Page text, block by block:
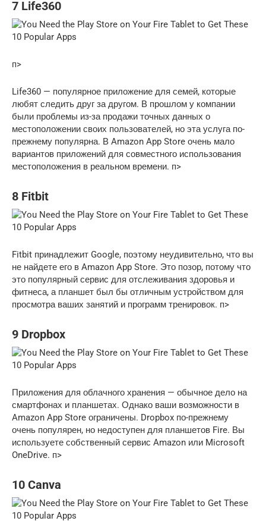
7 Life360
п>
Life360 — популярное приложение для семей, которые
любят следить друг за другом. В прошлом у компании
были проблемы из-за продажи точных данных о
местоположении своих пользователей, но эта услуга по-
прежнему популярна. В Amazon App Store очень мало
вариантов приложений для совместного использования
местоположения в реальном времени. п>
8 Fitbit
Fitbit принадлежит Google, поэтому неудивительно, что вы
не найдете его в Amazon App Store. Это позор, потому что
это популярный сервис для отслеживания здоровья и
фитнеса, а планшет был бы отличным устройством для
просмотра ваших занятий и программ тренировок. п>
9 Dropbox
Приложения для облачного хранения — обычное дело на
смартфонах и планшетах. Однако ваши возможности в
Amazon App Store ограничены. Dropbox по-прежнему
очень популярен, но недоступен для планшетов Fire. Вы
используете собственный сервис Amazon или Microsoft
OneDrive. п>
10 Canva